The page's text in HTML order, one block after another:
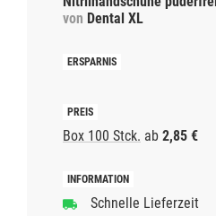
von Dental XL
Box 100 Stck. ab 2,85 €
Schnelle Lieferzeit